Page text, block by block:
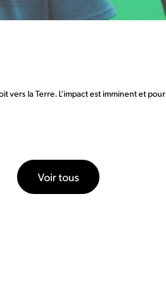
la Terre. L’impact est imminent et
Voir tous